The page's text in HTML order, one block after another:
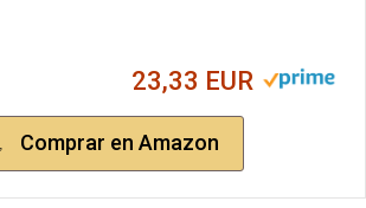
23,33 EUR
Comprar en Amazon